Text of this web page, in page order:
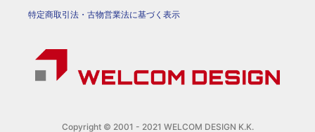
特定商取引法・古物営業法に基づく表示
Copyright © 2001 - 2021 WELCOM DESIGN K.K.